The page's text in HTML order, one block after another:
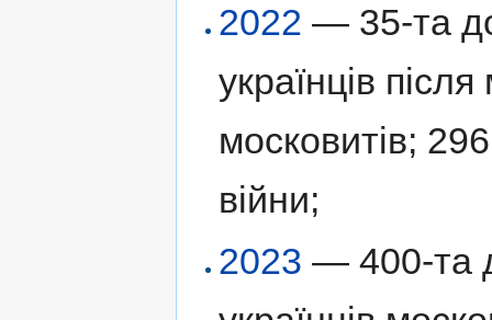
2022 — 35-та
українців
московитів;
війни;
2023 — 400-та